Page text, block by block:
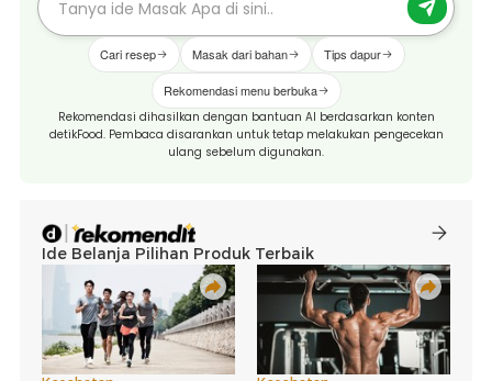
Cari resep Masak dari bahan Tips dapur
Rekomendasi menu berbuka
Rekomendasi dihasilkan dengan bantuan AI berdasarkan konten
detikFood. Pembaca disarankan untuk tetap melakukan pengecekan
ulang sebelum digunakan.